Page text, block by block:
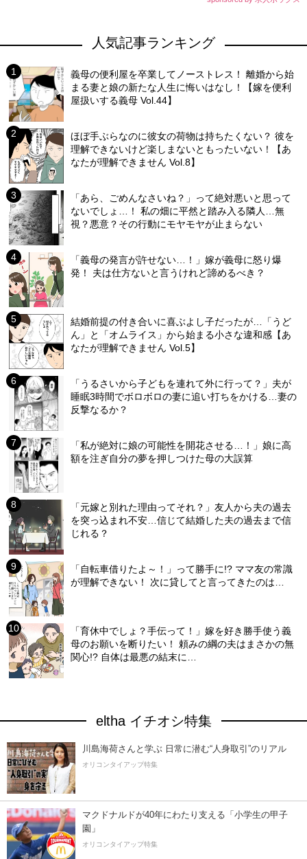
人気記事ランキング
義母の便利屋を卒業してノーストレス！ 離婚から始
まる妻と娘の新たな人生に悔いはなし！【嫁を便利
屋扱いする義母 Vol.44】
ほぼ手ぶらなのに彼女の荷物は持ちたくない？ 彼を
理解できないけど楽しまないともったいない！【あ
なたが理解できません Vol.8】
「あら、ごめんなさいね？」って絶対悪いと思って
ないでしょ…！ 私の畑に平然と踏み入る隣人…無
視？悪意？その行動にモヤモヤが止まらない
「義母の発言が許せない…！」嫁が義母に怒り爆
発！ 夫は仕方ないと言うけれど諦めるべき？
結婚前提の付き合いに喜ぶよし子だったが…「うど
ん」と「オムライス」から始まる小さな違和感【あ
なたが理解できません Vol.5】
「うるさいから子どもを連れて外に行って？」夫が
睡眠3時間でボロボロの妻に追い打ちをかける…妻の
反撃なるか？
「私が絶対に娘の可能性を開花させる…！」娘に高
額を注ぎ自分の夢を押しつけた母の大誤算
「元嫁と別れた理由ってそれ？」友人から夫の過去
を突っ込まれ不安…信じて結婚した夫の過去まで信
じれる？
「自転車借りたよ～！」って勝手に!? ママ友の常識
が理解できない！ 次に貸してと言ってきたのは…
「育休中でしょ？手伝って！」嫁を好き勝手使う義
母のお願いを断りたい！ 頼みの綱の夫はまさかの無
関心!? 自体は最悪の結末に…
eltha イチオシ特集
川島海荷さんと学ぶ 日常に潜む“人身取引”のリアル
オリコンタイアップ特集
マクドナルドが40年にわたり支える「小学生の甲子
園」
オリコンタイアップ特集